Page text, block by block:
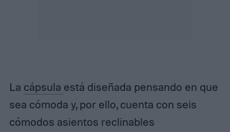
La cápsula está diseñada pensando en que
sea cómoda y, por ello, cuenta con seis
cómodos asientos reclinables